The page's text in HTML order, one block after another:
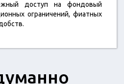
доступ на фондовый
ограничений, фиатных